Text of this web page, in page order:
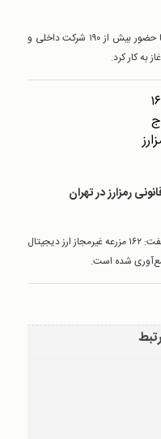
بیست و یکمین نمایشگاه بین‌المللی صنعت با حضور بیش از ۱۹۰ شرکت داخلی و
به کار کرد.
سرپرست شرکت توزیع نیروی برق تهران بزرگ گفت: ۱۶۲ مزرعه غیرمجاز ارز دیجیتال
شده است.